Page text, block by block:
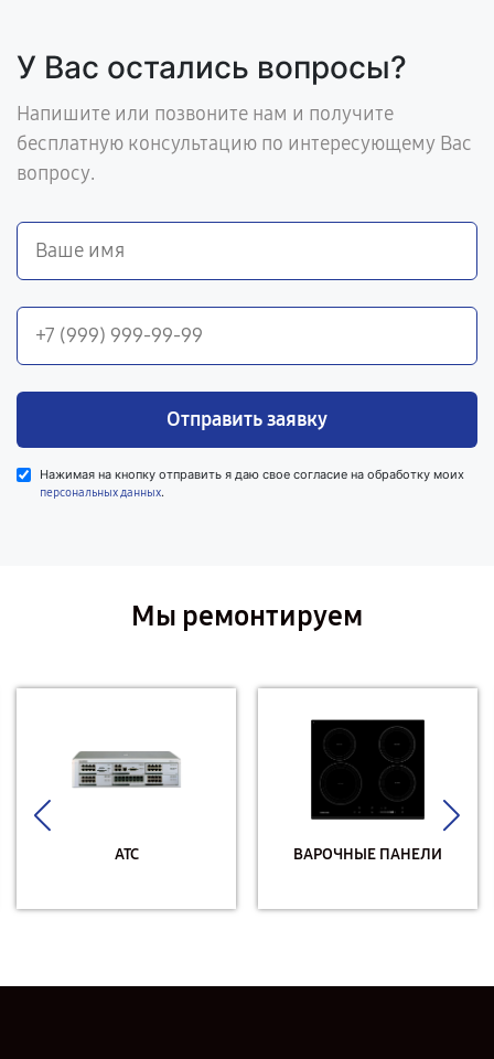
У Вас остались вопросы?
Напишите или позвоните нам и получите
бесплатную консультацию по интересующему Вас
вопросу.
Отправить заявку
Нажимая на кнопку отправить я даю свое согласие на обработку моих
персональных данных.
Мы ремонтируем
АТС ВАРОЧНЫЕ ПАНЕЛИ